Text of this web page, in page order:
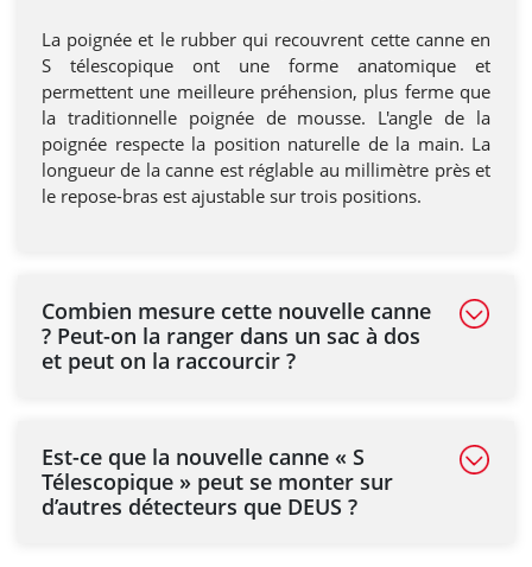
La poignée et le rubber qui recouvrent cette canne en
S télescopique ont une forme anatomique et
permettent une meilleure préhension, plus ferme que
la traditionnelle poignée de mousse. L'angle de la
poignée respecte la position naturelle de la main. La
longueur de la canne est réglable au millimètre près et
le repose-bras est ajustable sur trois positions.
Combien mesure cette nouvelle canne
? Peut-on la ranger dans un sac à dos
et peut on la raccourcir ?
Est-ce que la nouvelle canne « S
Télescopique » peut se monter sur
d’autres détecteurs que DEUS ?